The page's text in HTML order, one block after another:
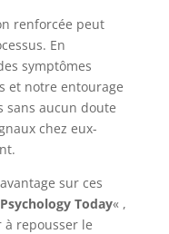
renforcée peut
En
symptômes
et notre entourage
sans aucun doute
chez eux-
sur ces
Psychology Today« ,
repousser le